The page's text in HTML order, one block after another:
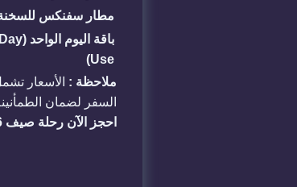
مطار سفنكس
باقة اليوم الواحد (Day
Use)
ملاحظة : الأسعار
السفر لضمان
احجز الآن رحلة صيف 2026 مع سلاّم ليموزين واستمتع بخصم 10% على رحلات الويك إند